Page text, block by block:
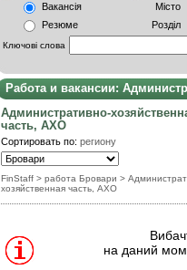
Вакансія
Місто
Резюме
Розділ
Ключові слова
Работа и вакансии:
Административно-
часть, АХО
Сортировать по: региону
FinStaff > работа Бровари >
хозяйственная часть, АХО
на даний